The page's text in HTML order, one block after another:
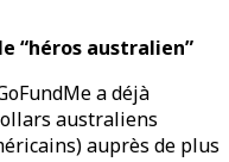
“héros australien”
a déjà
australiens
auprès de plus